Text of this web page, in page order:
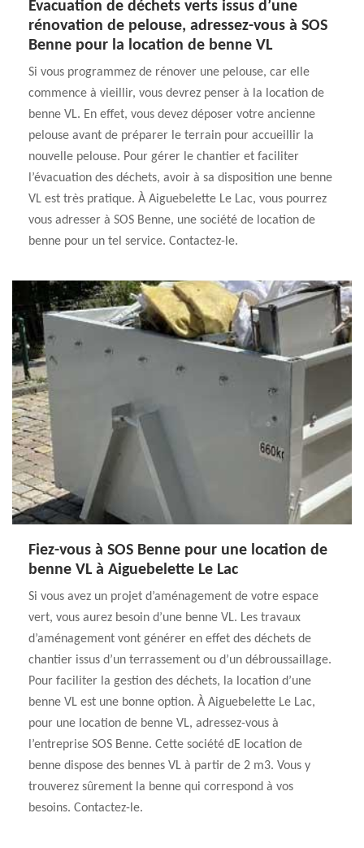
Évacuation de déchets verts issus d’une
rénovation de pelouse, adressez-vous à SOS
Benne pour la location de benne VL
Si vous programmez de rénover une pelouse, car elle
commence à vieillir, vous devrez penser à la location de
benne VL. En effet, vous devez déposer votre ancienne
pelouse avant de préparer le terrain pour accueillir la
nouvelle pelouse. Pour gérer le chantier et faciliter
l’évacuation des déchets, avoir à sa disposition une benne
VL est très pratique. À Aiguebelette Le Lac, vous pourrez
vous adresser à SOS Benne, une société de location de
benne pour un tel service. Contactez-le.
Fiez-vous à SOS Benne pour une location de
benne VL à Aiguebelette Le Lac
Si vous avez un projet d’aménagement de votre espace
vert, vous aurez besoin d’une benne VL. Les travaux
d’aménagement vont générer en effet des déchets de
chantier issus d’un terrassement ou d’un débroussaillage.
Pour faciliter la gestion des déchets, la location d’une
benne VL est une bonne option. À Aiguebelette Le Lac,
pour une location de benne VL, adressez-vous à
l’entreprise SOS Benne. Cette société dE location de
benne dispose des bennes VL à partir de 2 m3. Vous y
trouverez sûrement la benne qui correspond à vos
besoins. Contactez-le.